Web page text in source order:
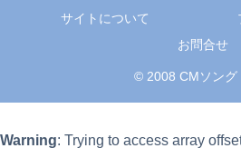
サイトについて
お問合せ
© 2008 CMソング
Warning: Trying to access array